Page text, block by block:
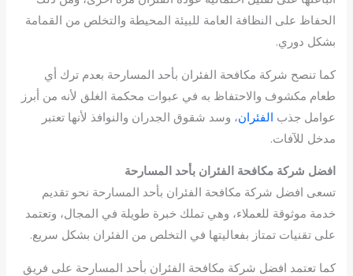
الحفاظ على النظافة العامة للبيئة المحيطة والتخلص من القمامة
بشكل دوري.
كما تنصح شركة مكافحة الفئران بأحد المسارحة بعدم ترك أي
طعام مكشوف والاحتفاظ به في عبوات محكمة الغلق لأنه من أبرز
عوامل جذب الفئران، وسد شقوق الجدران والنوافذ لأنها تعتبر
مدخل للآفات.
افضل شركة مكافحة الفئران بأحد المسارحة
تسعى افضل شركة مكافحة الفئران بأحد المسارحة نحو تقديم
خدمة موثوقة للعملاء، وهي تملك خبرة طويلة في المجال، وتعتمد
على تقنيات تمتاز بفعاليتها في التخلص من الفئران بشكل سريع.
كما تعتمد افضل شركة مكافحة الفئران بأحد المسارحة على فريق